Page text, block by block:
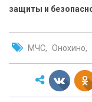
защиты и
МЧС Онохино